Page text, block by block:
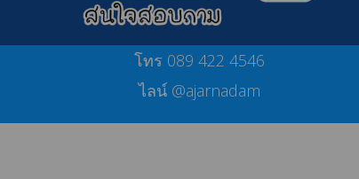
โทร 089 422 4546
ไลน์ @ajarnadam